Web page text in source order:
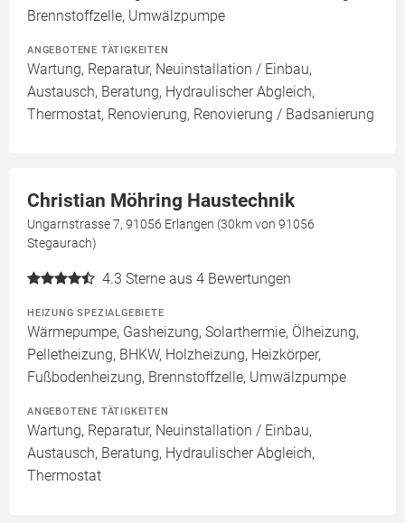
Brennstoffzelle, Umwälzpumpe
ANGEBOTENE TÄTIGKEITEN
Wartung, Reparatur, Neuinstallation / Einbau,
Austausch, Beratung, Hydraulischer Abgleich,
Thermostat, Renovierung, Renovierung / Badsanierung
Christian Möhring Haustechnik
Ungarnstrasse 7, 91056 Erlangen (30km von 91056
Stegaurach)
4.3 Sterne aus 4 Bewertungen
HEIZUNG SPEZIALGEBIETE
Wärmepumpe, Gasheizung, Solarthermie, Ölheizung,
Pelletheizung, BHKW, Holzheizung, Heizkörper,
Fußbodenheizung, Brennstoffzelle, Umwälzpumpe
ANGEBOTENE TÄTIGKEITEN
Wartung, Reparatur, Neuinstallation / Einbau,
Austausch, Beratung, Hydraulischer Abgleich,
Thermostat